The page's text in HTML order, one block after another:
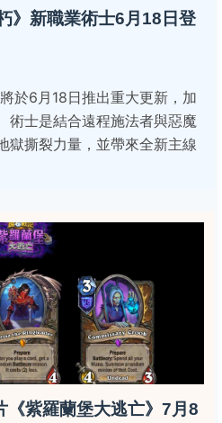
》新職業術士6月18日登
於6月18日推出重大更新，加
術士是結合遠程施法者與惡魔
獄撕裂力量，並帶來全新主線
《紫羅蘭堡大逃亡》7月8